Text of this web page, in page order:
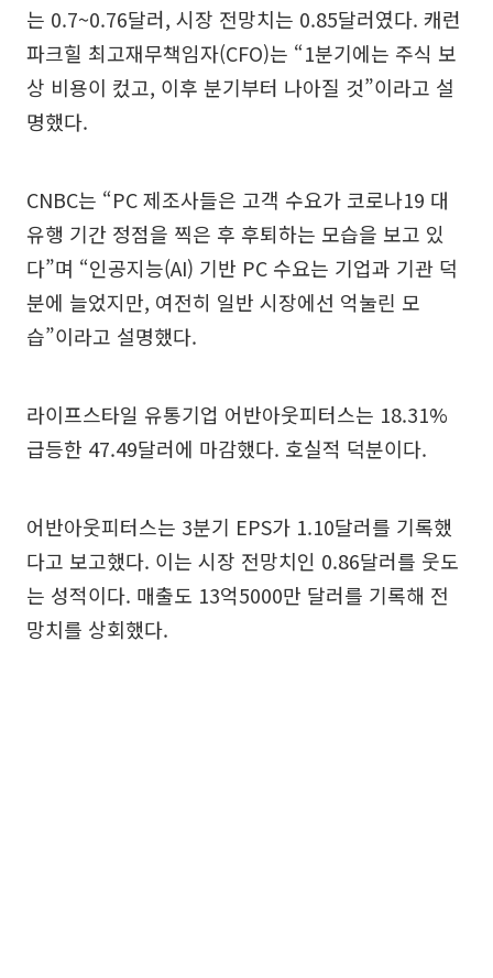
는 0.7~0.76달러, 시장 전망치는 0.85달러였다. 캐런
파크힐 최고재무책임자(CFO)는 “1분기에는 주식 보
상 비용이 컸고, 이후 분기부터 나아질 것”이라고 설
명했다.
CNBC는 “PC 제조사들은 고객 수요가 코로나19 대
유행 기간 정점을 찍은 후 후퇴하는 모습을 보고 있
다”며 “인공지능(AI) 기반 PC 수요는 기업과 기관 덕
분에 늘었지만, 여전히 일반 시장에선 억눌린 모
습”이라고 설명했다.
라이프스타일 유통기업 어반아웃피터스는 18.31%
급등한 47.49달러에 마감했다. 호실적 덕분이다.
어반아웃피터스는 3분기 EPS가 1.10달러를 기록했
다고 보고했다. 이는 시장 전망치인 0.86달러를 웃도
는 성적이다. 매출도 13억5000만 달러를 기록해 전
망치를 상회했다.